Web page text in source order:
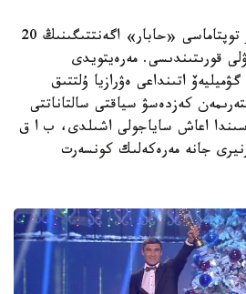
جاڭا جىلدىق باعدارلامالار توپتاماسى «حابار» اگەنتتىگىنىڭ 20
قورىتىندىسى. مەرەيتويدى
اتىنداعى ەۋرازيا ۇلتتىق
كەزدەسۋ سياقتى سالتاناتتى
اعاش ساياجولى اشىلدى، ب ا ق
جانە مەرەكەلىك كونسەرت